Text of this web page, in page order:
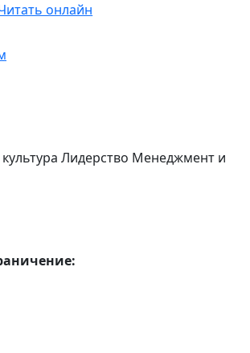
онлайн
Лидерство Менеджмент и